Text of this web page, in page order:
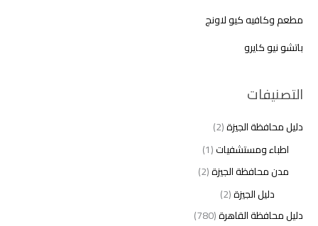
مطعم وكافيه كيو لاونج
باتشو نيو كايرو
التصنيفات
دليل محافظة الجيزة(2)
اطباء ومستشفيات(1)
مدن محافظة الجيزة(2)
دليل الجيزة(2)
دليل محافظة القاهرة(780)